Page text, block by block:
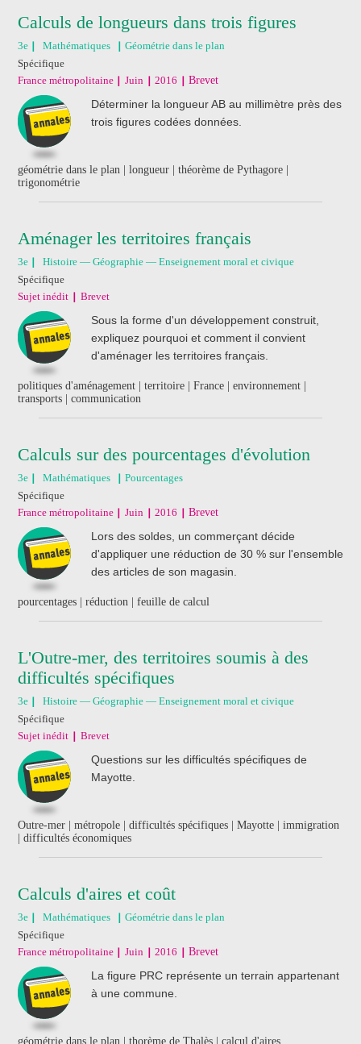
Calculs de longueurs dans trois figures
3e Mathématiques
Géométrie dans le plan
Spécifique
France métropolitaine
Juin 2016 Brevet
Déterminer la longueur AB au millimètre près des
trois figures codées données.
géométrie dans le plan | longueur | théorème de Pythagore |
trigonométrie
Aménager les territoires français
3e
Histoire — Géographie — Enseignement moral et civique
Spécifique
Sujet inédit
Brevet
Sous la forme d'un développement construit,
expliquez pourquoi et comment il convient
d'aménager les territoires français.
politiques d'aménagement | territoire | France | environnement |
transports | communication
Calculs sur des pourcentages d'évolution
3e Mathématiques
Pourcentages
Spécifique
France métropolitaine
Juin 2016 Brevet
Lors des soldes, un commerçant décide
d'appliquer une réduction de 30 % sur l'ensemble
des articles de son magasin.
pourcentages | réduction | feuille de calcul
L'Outre-mer, des territoires soumis à des
difficultés spécifiques
3e
Histoire — Géographie — Enseignement moral et civique
Spécifique
Sujet inédit
Brevet
Questions sur les difficultés spécifiques de
Mayotte.
Outre-mer | métropole | difficultés spécifiques | Mayotte | immigration
| difficultés économiques
Calculs d'aires et coût
3e Mathématiques
Géométrie dans le plan
Spécifique
France métropolitaine
Juin 2016 Brevet
La figure PRC représente un terrain appartenant
à une commune.
géométrie dans le plan | thorème de Thalès | calcul d'aires